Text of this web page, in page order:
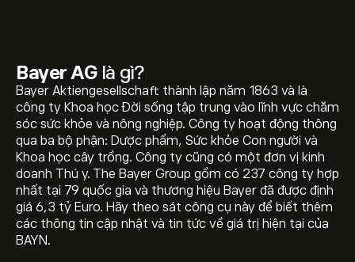
Bayer AGlà gì?
Bayer Aktiengesellschaft thành lập năm 1863 và là
công ty Khoa học Đời sống tập trung vào lĩnh vực chăm
sóc sức khỏe và nông nghiệp. Công ty hoạt động thông
qua ba bộ phận: Dược phẩm, Sức khỏe Con người và
Khoa học cây trồng. Công ty cũng có một đơn vị kinh
doanh Thú y. The Bayer Group gồm có 237 công ty hợp
nhất tại 79 quốc gia và thương hiệu Bayer đã được định
giá 6,3 tỷ Euro. Hãy theo sát công cụ này để biết thêm
các thông tin cập nhật và tin tức về giá trị hiện tại của
BAYN.
Giá BAYN.DE hôm nay là 50.000‎€‎.